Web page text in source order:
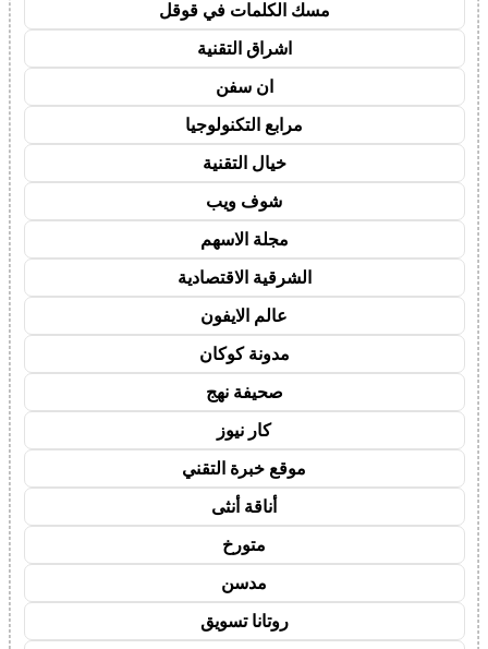
مسك الكلمات في قوقل
اشراق التقنية
ان سفن
مرابع التكنولوجيا
خيال التقنية
شوف ويب
مجلة الاسهم
الشرقية الاقتصادية
عالم الايفون
مدونة كوكان
صحيفة نهج
كار نيوز
موقع خبرة التقني
أناقة أنثى
متورخ
مدسن
روتانا تسويق